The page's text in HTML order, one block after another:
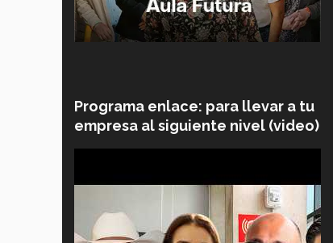
Programa enlace: para llevar a tu
empresa al siguiente nivel (video)